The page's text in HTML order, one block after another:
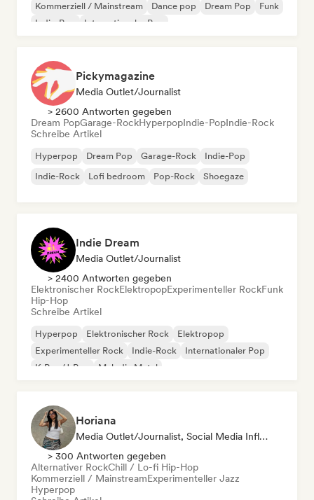
Kommerziell / Mainstream
Dance pop Dream Pop
Funk
Indie-Pop
Internationaler Pop
Pickymagazine
Media Outlet/Journalist
> 2600 Antworten gegeben
Dream PopGarage-RockHyperpopIndie-PopIndie-Rock
Schreibe Artikel
Hyperpop Dream Pop Garage-Rock
Indie-Pop
Indie-Rock
Lofi bedroom Pop-Rock Shoegaze
Indie Dream
Media Outlet/Journalist
> 2400 Antworten gegeben
Elektronischer RockElektropopExperimenteller RockFunk
Hip-Hop
Schreibe Artikel
Hyperpop Elektronischer Rock
Elektropop
Experimenteller Rock
Indie-Rock
Internationaler Pop
K-Pop/J-Pop
Melodic Metal
Horiana
Media Outlet/Journalist, Social Media Influencer
> 300 Antworten gegeben
Alternativer RockChill / Lo-fi Hip-Hop
Kommerziell / MainstreamExperimenteller Jazz
Hyperpop